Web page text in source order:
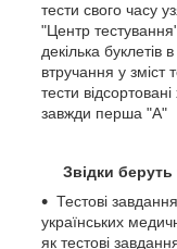
тести свого часу
"Центр
декілька буклетів
втручання у зміст
тести
завжди перша "А"
Звідки
Тестові
українських
як тестові